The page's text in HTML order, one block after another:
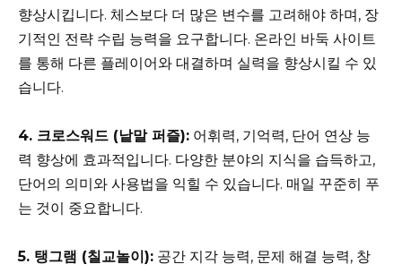
향상시킵니다. 체스보다 더 많은 변수를 고려해야 하며, 장
기적인 전략 수립 능력을 요구합니다. 온라인 바둑 사이트
를 통해 다른 플레이어와 대결하며 실력을 향상시킬 수 있
습니다.
4. 크로스워드 (낱말 퍼즐): 어휘력, 기억력, 단어 연상 능
력 향상에 효과적입니다. 다양한 분야의 지식을 습득하고,
단어의 의미와 사용법을 익힐 수 있습니다. 매일 꾸준히 푸
는 것이 중요합니다.
5. 탱그램 (칠교놀이): 공간 지각 능력, 문제 해결 능력, 창